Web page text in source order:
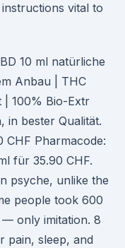
vital to
10 ml natürliche
Anbau | THC
| 100% Bio-Extr
in bester Qualität.
CHF Pharmacode:
für 35.90 CHF.
psyche, unlike the
people took 600
only imitation. 8
pain, sleep, and